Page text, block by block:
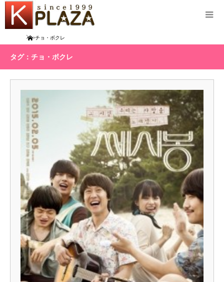
Homeチョ・ボクレ
タグ：チョ・ボクレ